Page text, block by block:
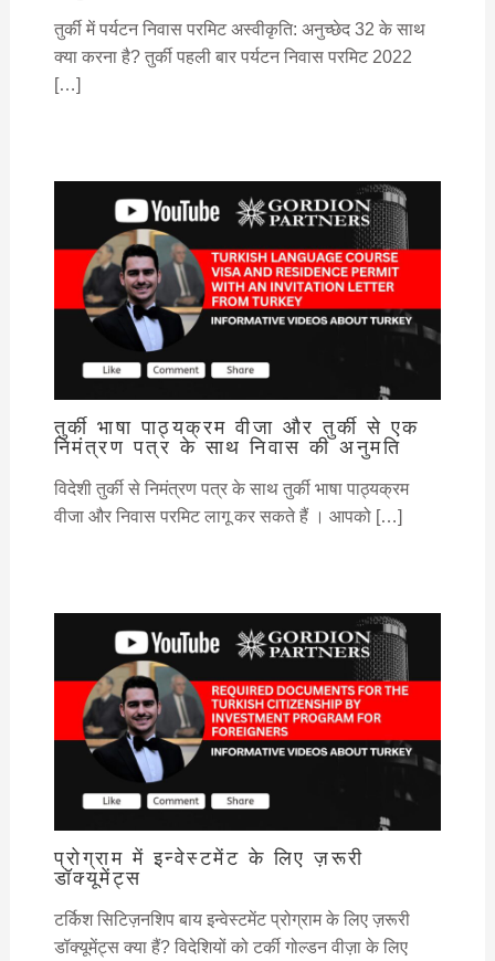
तुर्की में पर्यटन निवास परमिट अस्वीकृति: अनुच्छेद 32 के साथ
क्या करना है? तुर्की पहली बार पर्यटन निवास परमिट 2022
[…]
तुर्की भाषा पाठ्यक्रम वीजा और तुर्की से एक
निमंत्रण पत्र के साथ निवास की अनुमति
विदेशी तुर्की से निमंत्रण पत्र के साथ तुर्की भाषा पाठ्यक्रम
वीजा और निवास परमिट लागू कर सकते हैं । आपको […]
प्रोग्राम में इन्वेस्टमेंट के लिए ज़रूरी
डॉक्यूमेंट्स
टर्किश सिटिज़नशिप बाय इन्वेस्टमेंट प्रोग्राम के लिए ज़रूरी
डॉक्यूमेंट्स क्या हैं? विदेशियों को टर्की गोल्डन वीज़ा के लिए